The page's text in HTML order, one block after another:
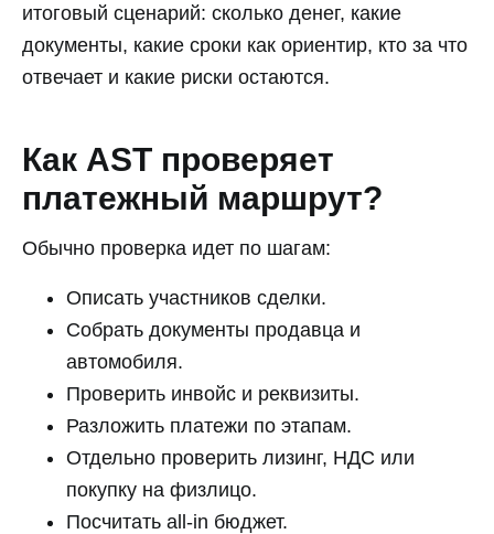
итоговый сценарий: сколько денег, какие
документы, какие сроки как ориентир, кто за что
отвечает и какие риски остаются.
Как AST проверяет
платежный маршрут?
Обычно проверка идет по шагам:
Описать участников сделки.
Собрать документы продавца и
автомобиля.
Проверить инвойс и реквизиты.
Разложить платежи по этапам.
Отдельно проверить лизинг, НДС или
покупку на физлицо.
Посчитать all-in бюджет.